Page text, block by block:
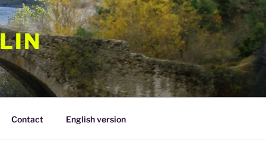
Contact English version